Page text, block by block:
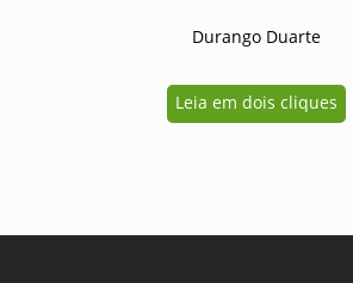
Durango Duarte
Leia em dois cliques